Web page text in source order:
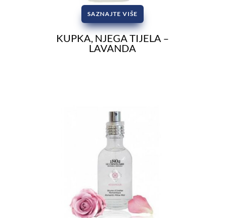
SAZNAJTE VIŠE
KUPKA, NJEGA TIJELA –
LAVANDA